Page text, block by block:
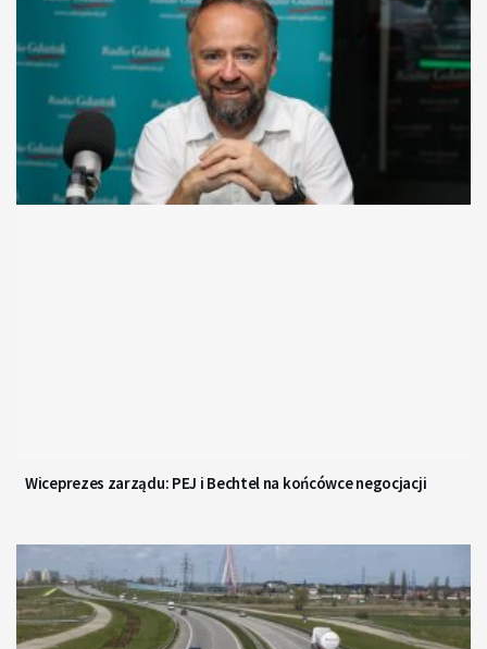
Wiceprezes zarządu: PEJ i Bechtel na końcówce negocjacji